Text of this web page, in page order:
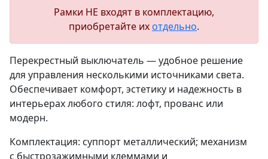
Рамки НЕ входят в комплектацию,
приобретайте ихотдельно.
Перекрестный выключатель — удобное решение
для управления несколькими источниками света.
Обеспечивает комфорт, эстетику и надежность в
интерьерах любого стиля: лофт, прованс или
модерн.
Комплектация: суппорт металлический; механизм
с быстрозажимными клеммами и